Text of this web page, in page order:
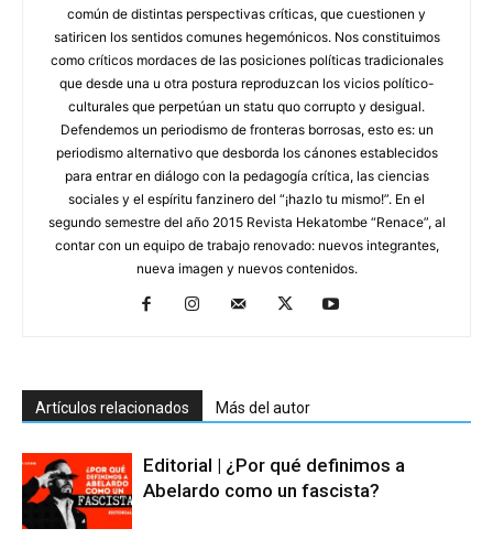
común de distintas perspectivas críticas, que cuestionen y
satiricen los sentidos comunes hegemónicos. Nos constituimos
como críticos mordaces de las posiciones políticas tradicionales
que desde una u otra postura reproduzcan los vicios político-
culturales que perpetúan un statu quo corrupto y desigual.
Defendemos un periodismo de fronteras borrosas, esto es: un
periodismo alternativo que desborda los cánones establecidos
para entrar en diálogo con la pedagogía crítica, las ciencias
sociales y el espíritu fanzinero del “¡hazlo tu mismo!”. En el
segundo semestre del año 2015 Revista Hekatombe “Renace”, al
contar con un equipo de trabajo renovado: nuevos integrantes,
nueva imagen y nuevos contenidos.
Artículos relacionados Más del autor
Editorial | ¿Por qué definimos a
Abelardo como un fascista?